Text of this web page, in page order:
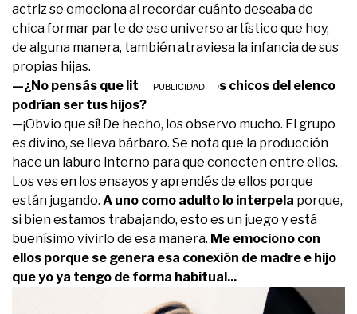
actriz se emociona al recordar cuánto deseaba de
chica formar parte de ese universo artístico que hoy,
de alguna manera, también atraviesa la infancia de sus
propias hijas.
—¿No pensás que literalmente los chicos del elenco
podrían ser tus hijos?
—¡Obvio que sí! De hecho, los observo mucho. El grupo
es divino, se lleva bárbaro. Se nota que la producción
hace un laburo interno para que conecten entre ellos.
Los ves en los ensayos y aprendés de ellos porque
están jugando. A uno como adulto lo interpela porque,
si bien estamos trabajando, esto es un juego y está
buenísimo vivirlo de esa manera. Me emociono con
ellos porque se genera esa conexión de madre e hijo
que yo ya tengo de forma habitual...